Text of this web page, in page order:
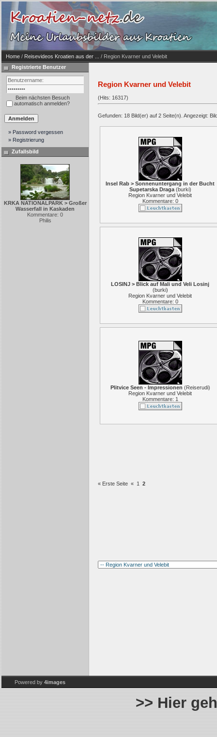
Home / Reisevideos Kroatien aus der ...
/ Region Kvarner und Velebit
Registrierte Benutzer
Beim nächsten Besuch
automatisch anmelden?
» Password vergessen
» Registrierung
Zufallsbild
KRKA NATIONALPARK > Großer
Wasserfall in Kaskaden
Kommentare: 0
Philis
Region Kvarner und Velebit
(Hits: 16317)
Gefunden: 18 Bild(er) auf 2 Seite(n). Angezeigt:
Insel Rab > Sonnenuntergang in der Bucht
Supetarska Draga(burki)
Region Kvarner und Velebit
Kommentare: 0
LOSINJ > Blick auf Mali und Veli Losinj
(burki)
Region Kvarner und Velebit
Kommentare: 0
Plitvice Seen - Impressionen (Reiserudi)
Region Kvarner und Velebit
Kommentare: 1
« Erste Seite « 1 2
Powered by 4images
>> Hier